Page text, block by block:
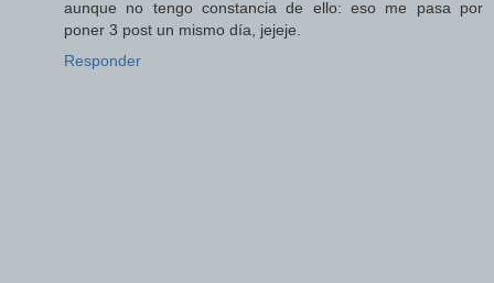
aunque no tengo constancia de ello: eso me pasa por
poner 3 post un mismo día, jejeje.
Responder